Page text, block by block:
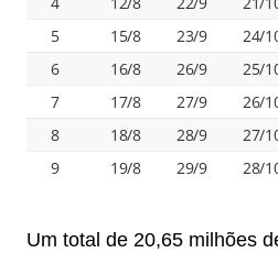
Um total de 20,65 milhões